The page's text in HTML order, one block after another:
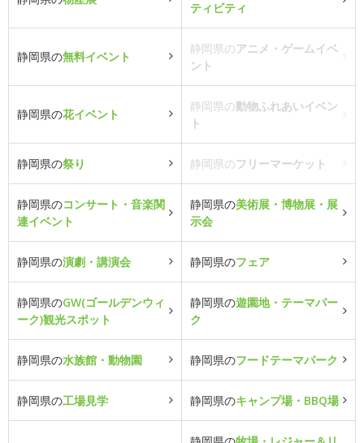
ティビティ
静岡県の無料イベント
静岡県のアニメ・ゲームイベ
ント
静岡県の花イベント
静岡県の動物ふれあいイベン
ト
静岡県の祭り 静岡県のフリーマーケット
静岡県のコンサート・音楽関
連イベント
静岡県の美術展・博物展・展
示会
静岡県の演劇・講演会 静岡県のフェア
静岡県のGW(ゴールデンウィ
ーク)観光スポット
静岡県の遊園地・テーマパー
ク
静岡県の水族館・動物園 静岡県のフードテーマパーク
静岡県の工場見学 静岡県のキャンプ場・BBQ場